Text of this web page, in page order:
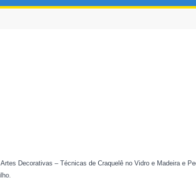
Decorativas – Técnicas de Craquelê no Vidro e Madeira e